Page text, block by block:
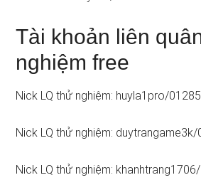
Tài khoản liên
nghiệm free
Nick LQ thử nghiệm: huyla1pro/
Nick LQ thử nghiệm:
Nick LQ thử nghiệm: